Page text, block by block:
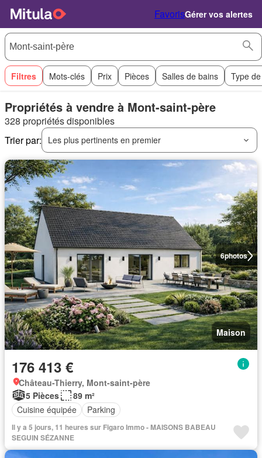
FavorisGérer vos alertes
Filtres Mots-clés Prix Pièces Salles de bains Type
Propriétés à vendre à Mont-saint-père
328 propriétés disponibles
Trier par:
Les plus pertinents en premier
6photos
Maison
176 413 €
Château-Thierry, Mont-saint-père
5 Pièces
89 m²
Cuisine équipée
Parking
Il y a 5 jours, 11 heures sur Figaro Immo - MAISONS BABEAU
SEGUIN SÉZANNE